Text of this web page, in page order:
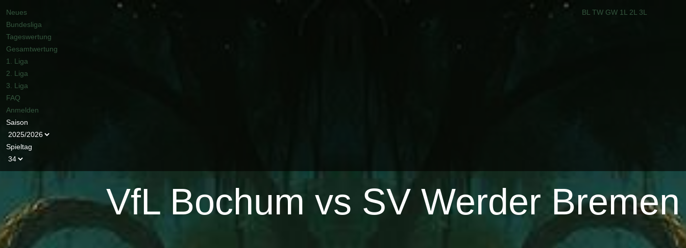
Neues
Bundesliga
Tageswertung
Gesamtwertung
1. Liga
2. Liga
3. Liga
FAQ
Anmelden
BL TW GW 1L 2L 3L
Saison
Spieltag
VfL Bochum vs SV Werder Bremen